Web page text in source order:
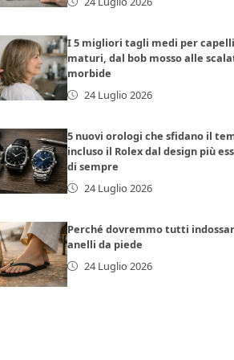
I 5 migliori tagli medi per capelli
maturi, dal bob mosso alle
morbide
24 Luglio 2026
5 nuovi orologi che sfidano il
incluso il Rolex dal design più
di sempre
24 Luglio 2026
Perché dovremmo tutti
anelli da piede
24 Luglio 2026